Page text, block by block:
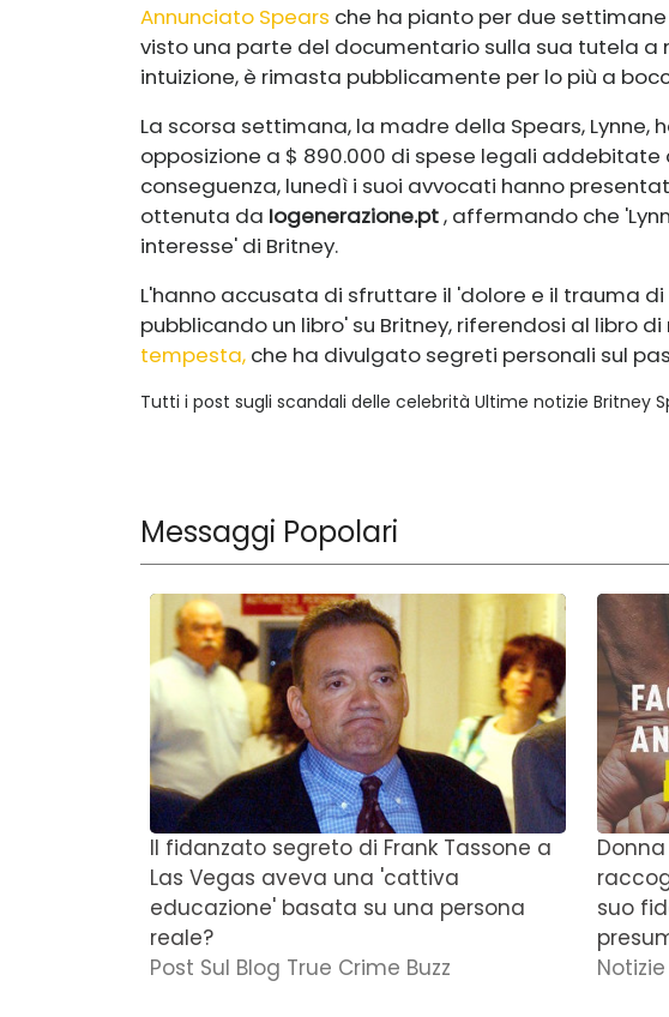
Annunciato Spears che ha pianto per due
visto una parte del documentario sulla sua tutela a
intuizione, è rimasta pubblicamente per lo più a
La scorsa settimana, la madre della Spears,
opposizione a $ 890.000 di spese legali
conseguenza, lunedì i suoi avvocati hanno
ottenuta da Iogenerazione.pt, affermando che
interesse' di Britney.
L'hanno accusata di sfruttare il 'dolore e il trauma
pubblicando un libro' su Britney, riferendosi al libro
tempesta, che ha divulgato segreti personali sul
Tutti i post sugli scandali delle celebrità Ultime notizie Britney
Messaggi Popolari
Il fidanzato segreto di Frank Tassone a
Las Vegas aveva una 'cattiva
educazione' basata su una persona
reale?
Post Sul Blog True Crime Buzz
suo